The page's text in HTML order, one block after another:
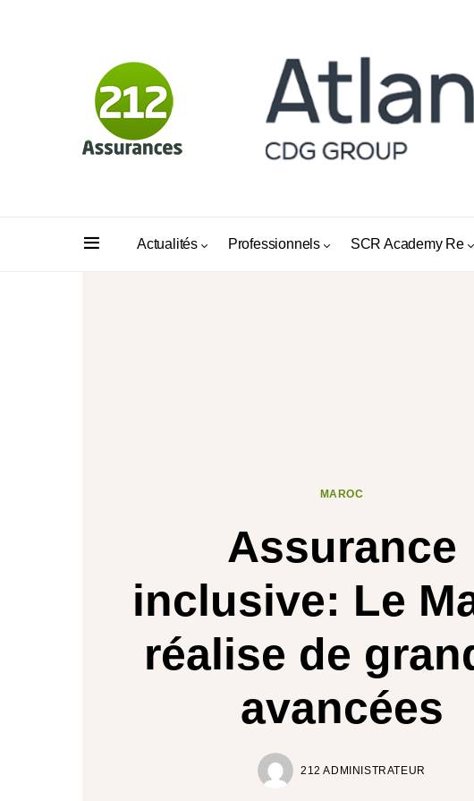
Actualités Professionnels SCR Academy Re
MAROC
Assurance
inclusive: Le
réalise de
avancées
212 ADMINISTRATEUR